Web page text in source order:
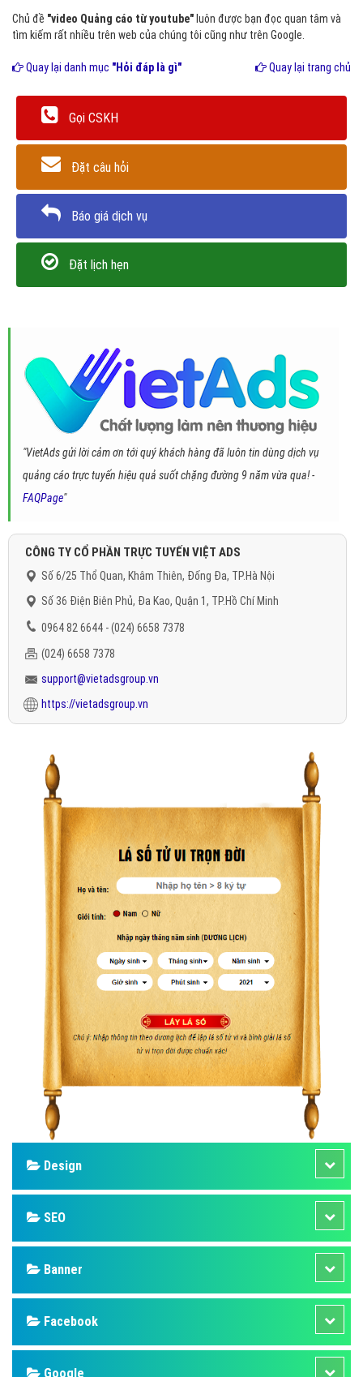
Chủ đề "video Quảng cáo từ youtube" luôn được bạn đọc quan tâm và
tìm kiếm rất nhiều trên web của chúng tôi cũng như trên Google.
Quay lại danh mục "Hỏi đáp là gì" Quay lại trang chủ
Gọi CSKH
Đặt câu hỏi
Báo giá dịch vụ
Đặt lịch hẹn
"VietAds gửi lời cảm ơn tới quý khách hàng đã luôn tin dùng dịch vụ
quảng cáo trực tuyến hiệu quả suốt chặng đường 9 năm vừa qua! -
FAQPage"
CÔNG TY CỔ PHẦN TRỰC TUYẾN VIỆT ADS
Số 6/25 Thổ Quan, Khâm Thiên, Đống Đa, TP.Hà Nội
Số 36 Điện Biên Phủ, Đa Kao, Quận 1, TP.Hồ Chí Minh
0964 82 6644 - (024) 6658 7378
(024) 6658 7378
support@vietadsgroup.vn
https://vietadsgroup.vn
Design
SEO
Banner
Facebook
Google